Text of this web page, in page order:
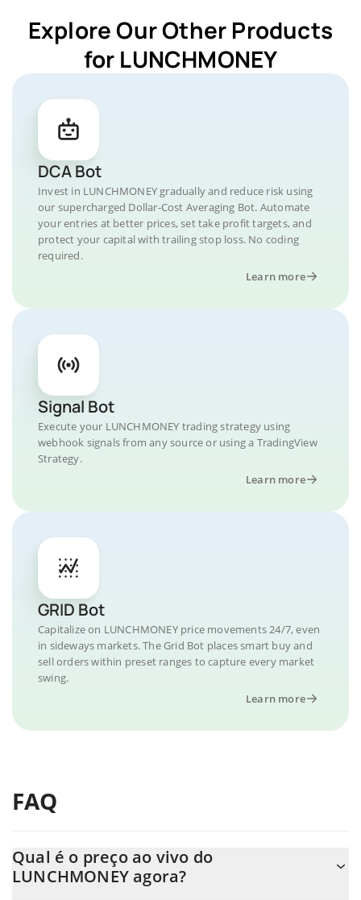
Explore Our Other Products
for LUNCHMONEY
DCA Bot
Invest in LUNCHMONEY gradually and reduce risk using
our supercharged Dollar-Cost Averaging Bot. Automate
your entries at better prices, set take profit targets, and
protect your capital with trailing stop loss. No coding
required.
Learn more
Signal Bot
Execute your LUNCHMONEY trading strategy using
webhook signals from any source or using a TradingView
Strategy.
Learn more
GRID Bot
Capitalize on LUNCHMONEY price movements 24/7, even
in sideways markets. The Grid Bot places smart buy and
sell orders within preset ranges to capture every market
swing.
Learn more
FAQ
Qual é o preço ao vivo do
LUNCHMONEY agora?